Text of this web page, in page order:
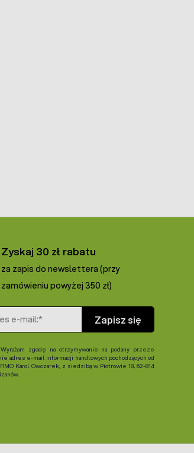
Zyskaj 30 zł rabatu
za zapis do newslettera (przy
zamówieniu powyżej 350 zł)
mail
Zapisz się
Wyrażam zgodę na otrzymywanie na podany przeze
adres e-mail informacji handlowych pochodzących od
Karol Owczarek, z siedzibą w Piotrowie 18, 62-814